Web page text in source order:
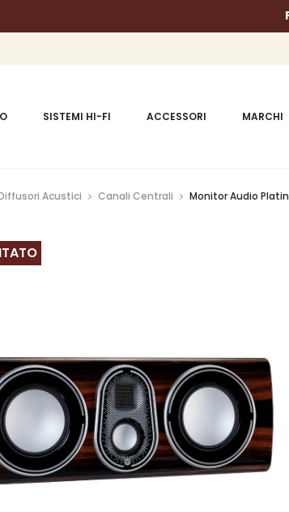
SISTEMI HI-FI ACCESSORI MARCHI
Acustici Canali Centrali Monitor Audio